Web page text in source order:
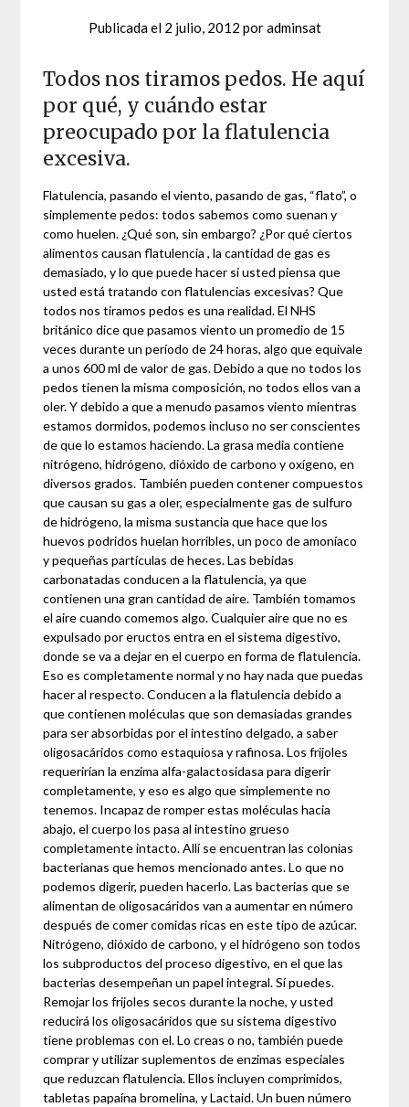
Publicada el 2 julio, 2012 poradminsat
Todos nos tiramos pedos. He aquí
por qué, y cuándo estar
preocupado por la flatulencia
excesiva.
Flatulencia, pasando el viento, pasando de gas, “flato”, o
simplemente pedos: todos sabemos como suenan y
como huelen. ¿Qué son, sin embargo? ¿Por qué ciertos
alimentos causan flatulencia , la cantidad de gas es
demasiado, y lo que puede hacer si usted piensa que
usted está tratando con flatulencias excesivas? Que
todos nos tiramos pedos es una realidad. El NHS
británico dice que pasamos viento un promedio de 15
veces durante un período de 24 horas, algo que equivale
a unos 600 ml de valor de gas. Debido a que no todos los
pedos tienen la misma composición, no todos ellos van a
oler. Y debido a que a menudo pasamos viento mientras
estamos dormidos, podemos incluso no ser conscientes
de que lo estamos haciendo. La grasa media contiene
nitrógeno, hidrógeno, dióxido de carbono y oxígeno, en
diversos grados. También pueden contener compuestos
que causan su gas a oler, especialmente gas de sulfuro
de hidrógeno, la misma sustancia que hace que los
huevos podridos huelan horribles, un poco de amoníaco
y pequeñas partículas de heces. Las bebidas
carbonatadas conducen a la flatulencia, ya que
contienen una gran cantidad de aire. También tomamos
el aire cuando comemos algo. Cualquier aire que no es
expulsado por eructos entra en el sistema digestivo,
donde se va a dejar en el cuerpo en forma de flatulencia.
Eso es completamente normal y no hay nada que puedas
hacer al respecto. Conducen a la flatulencia debido a
que contienen moléculas que son demasiadas grandes
para ser absorbidas por el intestino delgado, a saber
oligosacáridos como estaquiosa y rafinosa. Los frijoles
requerirían la enzima alfa-galactosidasa para digerir
completamente, y eso es algo que simplemente no
tenemos. Incapaz de romper estas moléculas hacia
abajo, el cuerpo los pasa al intestino grueso
completamente intacto. Allí se encuentran las colonias
bacterianas que hemos mencionado antes. Lo que no
podemos digerir, pueden hacerlo. Las bacterias que se
alimentan de oligosacáridos van a aumentar en número
después de comer comidas ricas en este tipo de azúcar.
Nitrógeno, dióxido de carbono, y el hidrógeno son todos
los subproductos del proceso digestivo, en el que las
bacterias desempeñan un papel integral. Sí puedes.
Remojar los frijoles secos durante la noche, y usted
reducirá los oligosacáridos que su sistema digestivo
tiene problemas con el. Lo creas o no, también puede
comprar y utilizar suplementos de enzimas especiales
que reduzcan flatulencia. Ellos incluyen comprimidos,
tabletas papaína bromelina, y Lactaid. Un buen número